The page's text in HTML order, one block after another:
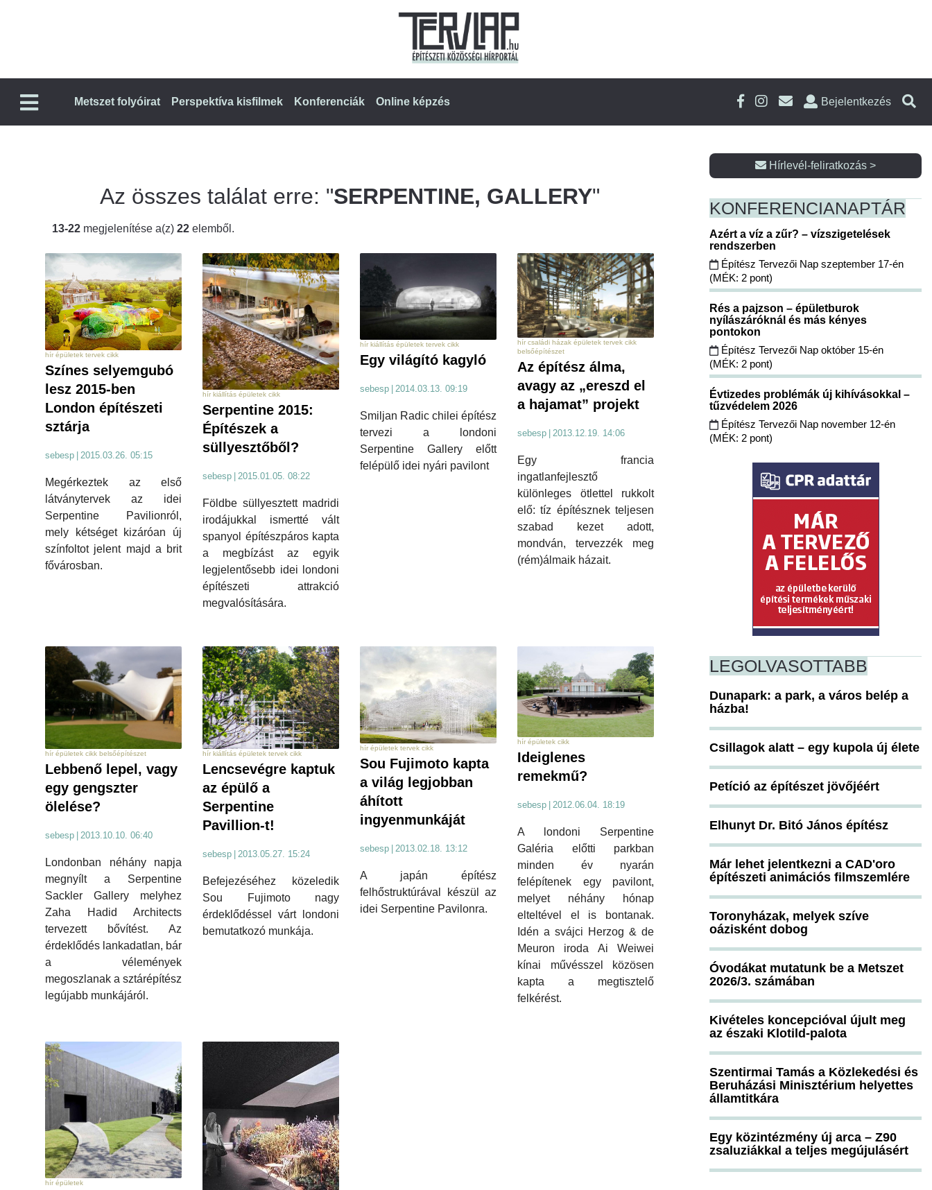
Metszet folyóirat Perspektíva kisfilmek Konferenciák Online képzés Bejelentkezés
Az összes találat erre: "SERPENTINE, GALLERY"
13-22 megjelenítése a(z) 22 elemből.
hír épületek tervek cikk
Színes selyemgubó
lesz 2015-ben
London építészeti
sztárja
sebesp 2015.03.26. 05:15
Megérkeztek az első
látványtervek az idei
Serpentine Pavilionról,
mely kétséget kizáróan új
színfoltot jelent majd a brit
fővárosban.
hír kiállítás épületek cikk
Serpentine 2015:
Építészek a
süllyesztőből?
sebesp 2015.01.05. 08:22
Földbe süllyesztett madridi
irodájukkal ismertté vált
spanyol építészpáros kapta
a megbízást az egyik
legjelentősebb idei londoni
építészeti attrakció
megvalósítására.
hír kiállítás épületek tervek cikk
Egy világító kagyló
sebesp 2014.03.13. 09:19
Smiljan Radic chilei építész
tervezi a londoni
Serpentine Gallery előtt
felépülő idei nyári pavilont
hír családi házak épületek tervek cikk
belsőépítészet
Az építész álma,
avagy az „ereszd el
a hajamat” projekt
sebesp 2013.12.19. 14:06
Egy francia
ingatlanfejlesztő
különleges ötlettel rukkolt
elő: tíz építésznek teljesen
szabad kezet adott,
mondván, tervezzék meg
(rém)álmaik házait.
hír épületek cikk belsőépítészet
Lebbenő lepel, vagy
egy gengszter
ölelése?
sebesp | 2013.10.10. 06:40
Londonban néhány napja
megnyílt a Serpentine
Sackler Gallery melyhez
Zaha Hadid Architects
tervezett bővítést. Az
érdeklődés lankadatlan, bár
a vélemények
megoszlanak a sztárépítész
legújabb munkájáról.
hír kiállítás épületek tervek cikk
Lencsevégre kaptuk
az épülő a
Serpentine
Pavillion-t!
sebesp | 2013.05.27. 15:24
Befejezéséhez közeledik
Sou Fujimoto nagy
érdeklődéssel várt londoni
bemutatkozó munkája.
hír épületek tervek cikk
Sou Fujimoto kapta
a világ legjobban
áhított
ingyenmunkáját
sebesp 2013.02.18. 13:12
A japán építész
felhőstruktúrával készül az
idei Serpentine Pavilonra.
hír épületek cikk
Ideiglenes
remekmű?
sebesp 2012.06.04. 18:19
A londoni Serpentine
Galéria előtti parkban
minden év nyarán
felépítenek egy pavilont,
melyet néhány hónap
elteltével el is bontanak.
Idén a svájci Herzog & de
Meuron iroda Ai Weiwei
kínai művésszel közösen
kapta a megtisztelő
felkérést.
hír épületek
Hírlevél-feliratkozás >
KONFERENCIANAPTÁR
Azért a víz a zűr? – vízszigetelések
rendszerben
Építész Tervezői Nap szeptember 17-én
(MÉK: 2 pont)
Rés a pajzson – épületburok
nyílászáróknál és más kényes
pontokon
Építész Tervezői Nap október 15-én
(MÉK: 2 pont)
Évtizedes problémák új kihívásokkal –
tűzvédelem 2026
Építész Tervezői Nap november 12-én
(MÉK: 2 pont)
LEGOLVASOTTABB
Dunapark: a park, a város belép a
házba!
Csillagok alatt – egy kupola új élete
Petíció az építészet jövőjéért
Elhunyt Dr. Bitó János építész
Már lehet jelentkezni a CAD'oro
építészeti animációs filmszemlére
Toronyházak, melyek szíve
oázisként dobog
Óvodákat mutatunk be a Metszet
2026/3. számában
Kivételes koncepcióval újult meg
az északi Klotild-palota
Szentirmai Tamás a Közlekedési és
Beruházási Minisztérium helyettes
államtitkára
Egy közintézmény új arca – Z90
zsaluziákkal a teljes megújulásért